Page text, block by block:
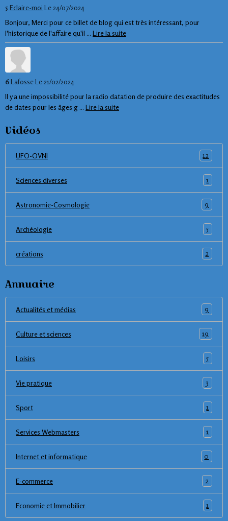
5Eclaire-moi Le 24/07/2024
Bonjour, Merci pour ce billet de blog qui est très intéressant, pour
l'historique de l'affaire qu'il ... Lire la suite
6LafosseLe 21/02/2024
Il y a une impossibilité pour la radio datation de produire des exactitudes
de dates pour les âges g ... Lire la suite
Vidéos
UFO-OVNI 12
Sciences diverses 1
Astronomie-Cosmologie 9
Archéologie 5
créations 2
Annuaire
Actualités et médias 9
Culture et sciences 19
Loisirs 5
Vie pratique 3
Sport 1
Services Webmasters 1
Internet et informatique 0
E-commerce 2
Economie et Immobilier 1